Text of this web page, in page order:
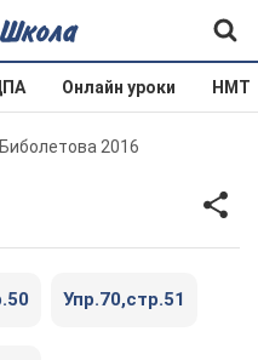
Онлайн уроки НМТ
2016
Упр.70,стр.51